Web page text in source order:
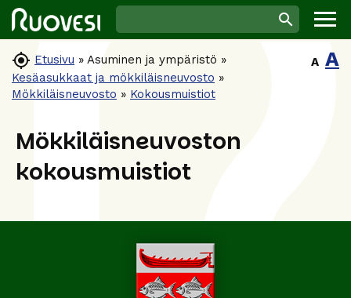
 Etusivu » Asuminen ja ympäristö »
Kesäasukkaat ja mökkiläisneuvosto »
Mökkiläisneuvosto » Kokousmuistiot
A A
Mökkiläisneuvoston
kokousmuistiot